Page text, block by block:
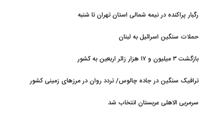
رگبار پراکنده در نیمه شمالی استان تهران تا شنبه
حملات سنگین اسرائیل به لبنان
بازگشت ۳ میلیون و ۱۷ هزار زائر اربعین به کشور
ترافیک سنگین در جاده چالوس/ تردد روان در مرزهای زمینی کشور
سرمربی الاهلی عربستان انتخاب شد